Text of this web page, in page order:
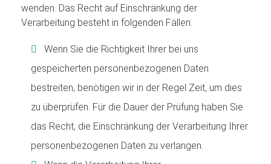
wenden. Das Recht auf Einschränkung der
Verarbeitung besteht in folgenden Fällen:
Wenn Sie die Richtigkeit Ihrer bei uns
gespeicherten personenbezogenen Daten
bestreiten, benötigen wir in der Regel Zeit, um dies
zu überprüfen. Für die Dauer der Prüfung haben Sie
das Recht, die Einschränkung der Verarbeitung Ihrer
personenbezogenen Daten zu verlangen.